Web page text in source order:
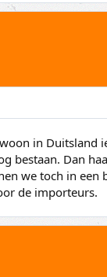
in Duitsland
bestaan. Dan
we toch in een
de importeurs.